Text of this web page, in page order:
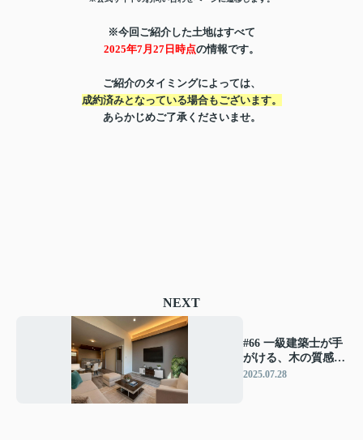
※今回ご紹介した土地はすべて
2025年7月27日時点の情報です。
ご紹介のタイミングによっては、
成約済みとなっている場合もございます。
あらかじめご了承くださいませ。
NEXT
#66 一級建築士が手
がける、木の質感が
映えるナチュラルモ
2025.07.28